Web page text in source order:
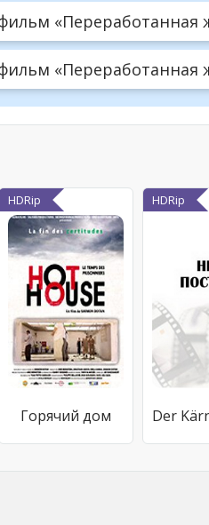
«Переработанная
«Переработанная
HDRip
Горячий дом
HDRip